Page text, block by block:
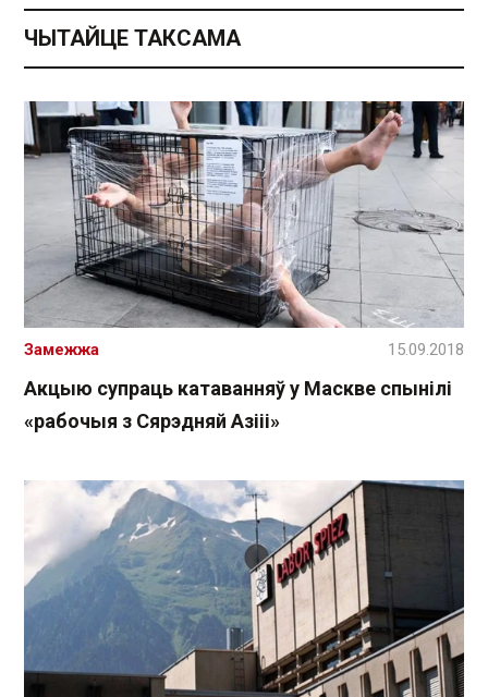
ЧЫТАЙЦЕ ТАКСАМА
Акцыю супраць катаванняў у Маскве спынілі
«рабочыя з Сярэдняй Азііі»
Замежжа 15.09.2018